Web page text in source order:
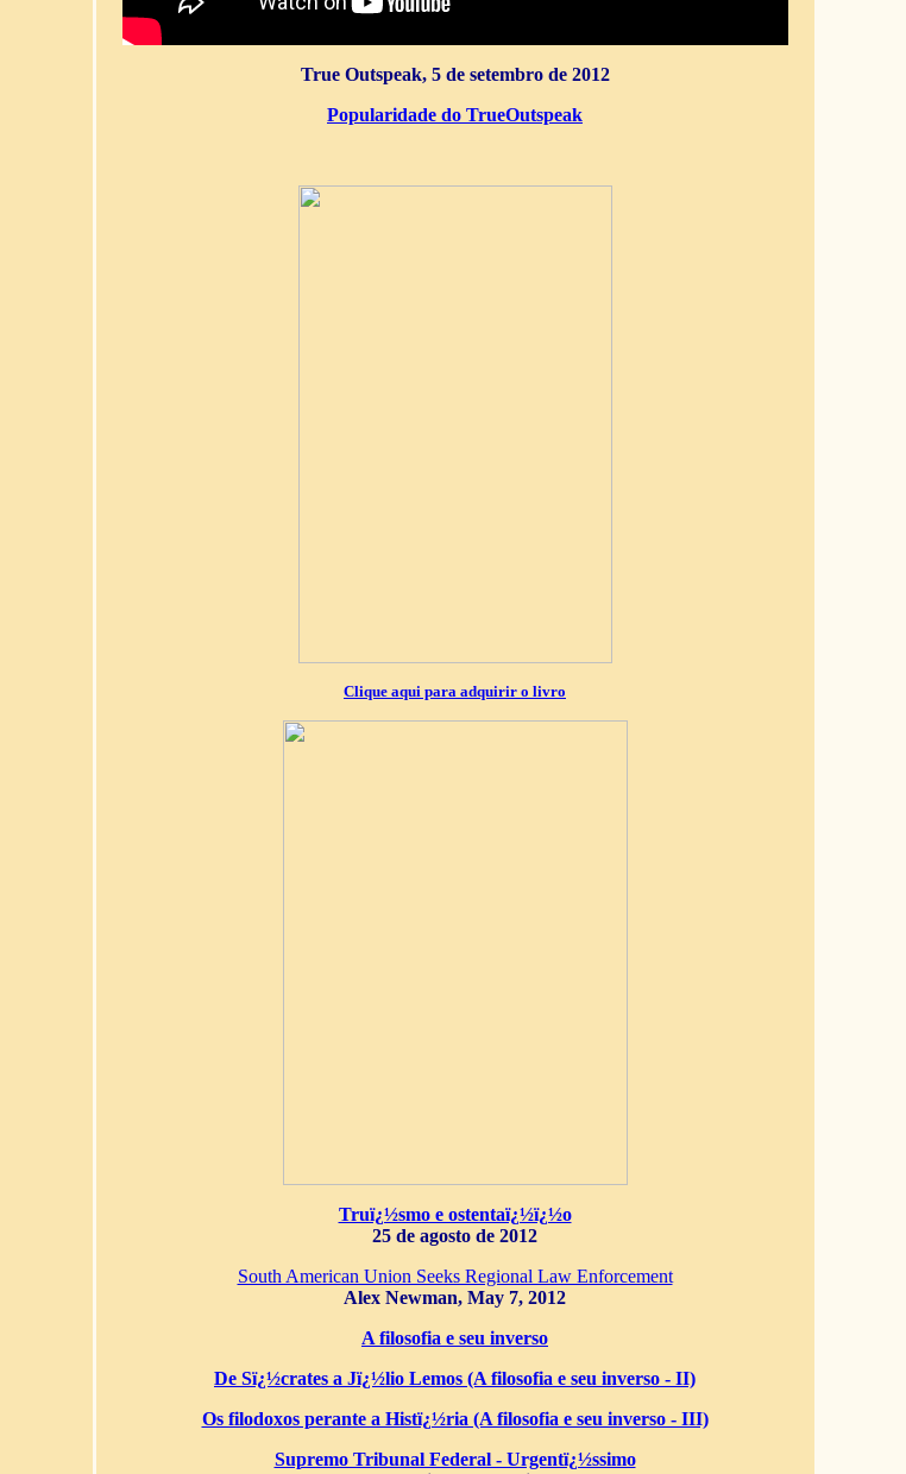
True Outspeak, 5 de setembro de 2012
Popularidade do TrueOutspeak
Clique aqui para adquirir o livro
Truï¿½smo e ostentaï¿½ï¿½o
25 de agosto de 2012
South American Union Seeks Regional Law Enforcement
Alex Newman, May 7, 2012
A filosofia e seu inverso
De Sï¿½crates a Jï¿½lio Lemos (A filosofia e seu inverso - II)
Os filodoxos perante a Histï¿½ria (A filosofia e seu inverso - III)
Supremo Tribunal Federal - Urgentï¿½ssimo